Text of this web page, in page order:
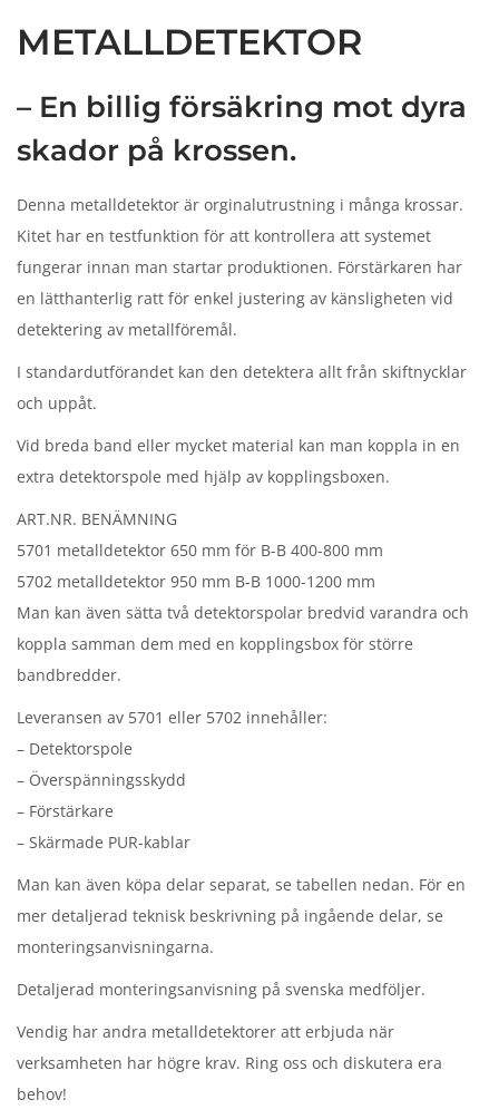
METALLDETEKTOR
– En billig försäkring mot dyra
skador på krossen.
Denna metalldetektor är orginalutrustning i många krossar.
Kitet har en testfunktion för att kontrollera att systemet
fungerar innan man startar produktionen. Förstärkaren har
en lätthanterlig ratt för enkel justering av känsligheten vid
detektering av metallföremål.
I standardutförandet kan den detektera allt från skiftnycklar
och uppåt.
Vid breda band eller mycket material kan man koppla in en
extra detektorspole med hjälp av kopplingsboxen.
ART.NR. BENÄMNING
5701 metalldetektor 650 mm för B-B 400-800 mm
5702 metalldetektor 950 mm B-B 1000-1200 mm
Man kan även sätta två detektorspolar bredvid varandra och
koppla samman dem med en kopplingsbox för större
bandbredder.
Leveransen av 5701 eller 5702 innehåller:
– Detektorspole
– Överspänningsskydd
– Förstärkare
– Skärmade PUR-kablar
Man kan även köpa delar separat, se tabellen nedan. För en
mer detaljerad teknisk beskrivning på ingående delar, se
monteringsanvisningarna.
Detaljerad monteringsanvisning på svenska medföljer.
Vendig har andra metalldetektorer att erbjuda när
verksamheten har högre krav. Ring oss och diskutera era
behov!